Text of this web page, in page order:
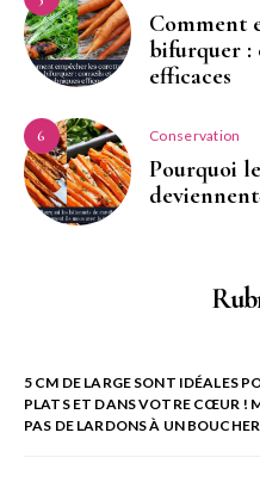
Comment
bifurquer :
efficaces
6 Conservation
Pourquoi
5 CM DE LARGE SONT IDÉALES
PLATS ET DANS VOTRE CŒUR !
PAS DE LARDONS À UN